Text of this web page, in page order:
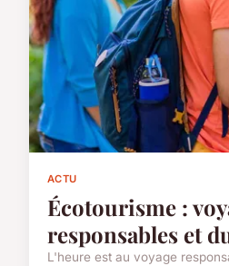
ACTU
Écotourisme :
responsables et
L'heure est au voyage